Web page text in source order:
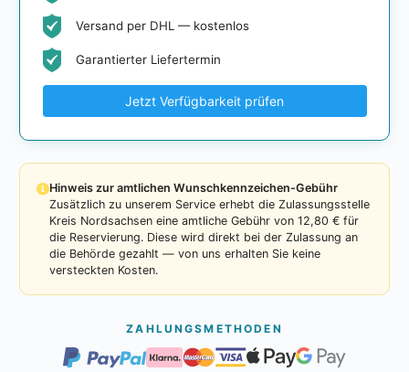
Versand per DHL — kostenlos
Garantierter Liefertermin
Jetzt Verfügbarkeit prüfen
Hinweis zur amtlichen Wunschkennzeichen-Gebühr
Zusätzlich zu unserem Service erhebt die Zulassungsstelle
Kreis Nordsachsen eine amtliche Gebühr von 12,80 € für
die Reservierung. Diese wird direkt bei der Zulassung an
die Behörde gezahlt — von uns erhalten Sie keine
versteckten Kosten.
ZAHLUNGSMETHODEN